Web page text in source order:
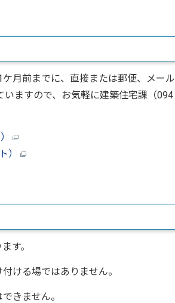
月前までに、直接または郵便、メール
ますので、お気軽に建築住宅課（094
）
す。
ける場ではありません。
きません。